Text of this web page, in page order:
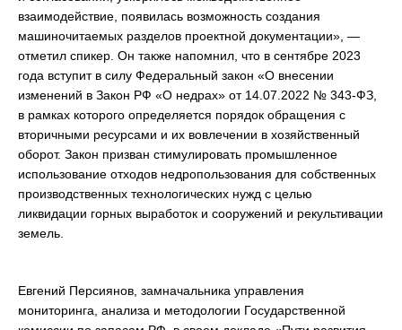
взаимодействие, появилась возможность создания
машиночитаемых разделов проектной документации», —
отметил спикер. Он также напомнил, что в сентябре 2023
года вступит в силу Федеральный закон «О внесении
изменений в Закон РФ «О недрах» от 14.07.2022 № 343-ФЗ,
в рамках которого определяется порядок обращения с
вторичными ресурсами и их вовлечении в хозяйственный
оборот. Закон призван стимулировать промышленное
использование отходов недропользования для собственных
производственных технологических нужд с целью
ликвидации горных выработок и сооружений и рекультивации
земель.
Евгений Персиянов, замначальника управления
мониторинга, анализа и методологии Государственной